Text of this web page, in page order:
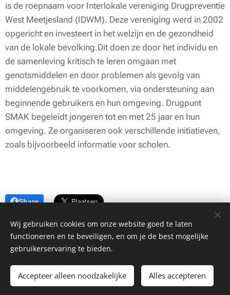
is de roepnaam voor Interlokale vereniging Drugpreventie
West Meetjesland (IDWM). Deze vereniging werd in 2002
opgericht en investeert in het welzijn en de gezondheid
van de lokale bevolking.Dit doen ze door het individu en
de samenleving kritisch te leren omgaan met
genotsmiddelen en door problemen als gevolg van
middelengebruik te voorkomen, via ondersteuning aan
beginnende gebruikers en hun omgeving. Drugpunt
SMAK begeleidt jongeren tot en met 25 jaar en hun
omgeving. Ze organiseren ook verschillende initiatieven,
zoals bijvoorbeeld informatie voor scholen.
Share
Rotary Club Aalter by Rotasoc vzw
Cookies
Wij gebruiken cookies om onze website goed te laten
functioneren en te beveiligen, en om je de best mogelijke
gebruikerservaring te bieden.
Accepteer alleen noodzakelijke Alles accepteren